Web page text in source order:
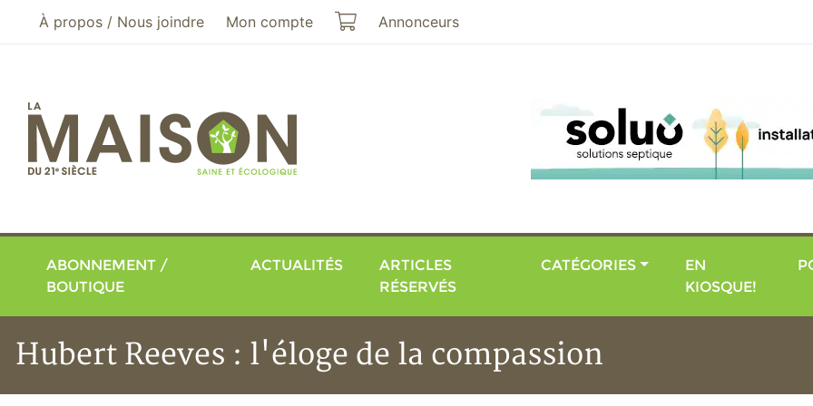
Aller au menu principal
Aller au contenu principal
À propos / Nous joindre Mon compte Mon panier
Annonceurs
ABONNEMENT /
BOUTIQUE
ACTUALITÉS
ARTICLES
RÉSERVÉS
CATÉGORIES
EN
KIOSQUE!
Hubert Reeves : l'éloge de la compassion